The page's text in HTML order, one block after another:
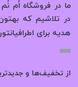
ما در فروشگاه اُم
در تلاشیم که
هدیه برای
از تخفیف‌ها و